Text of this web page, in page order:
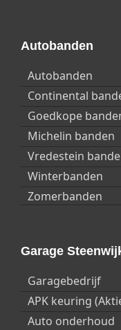
El. verstelbare
El. verstelbare
Electr.
Stuurwiel
Lederen stuur
Multifunctioneel
Verstelbaar stuur
Wielen
Lichtmetalen
Autobanden
Autobanden
Continental
Goedkope
Michelin banden
Vredestein
Winterbanden
Zomerbanden
Garage
Garagebedrijf
APK keuring
Auto onderhoud